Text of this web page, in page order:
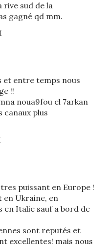
rive sud de la
gagné qd mm.
et entre temps nous
!!
noua9fou el 7arkan
canaux plus
puissant en Europe !
en Ukraine, en
en Italie sauf a bord de
sont reputés et
excellentes! mais nous